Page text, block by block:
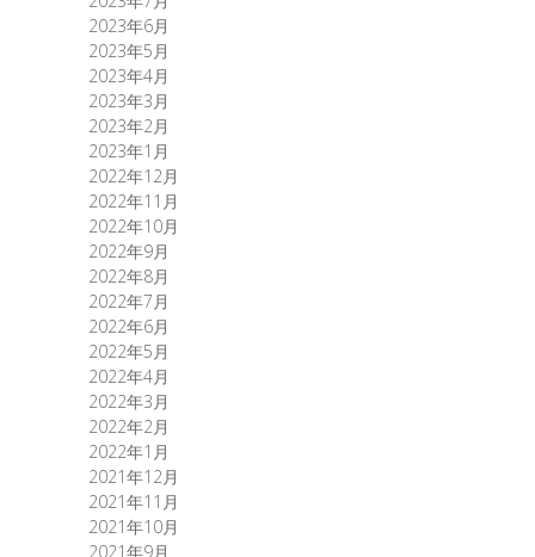
2023年6月
2023年5月
2023年4月
2023年3月
2023年2月
2023年1月
2022年12月
2022年11月
2022年10月
2022年9月
2022年8月
2022年7月
2022年6月
2022年5月
2022年4月
2022年3月
2022年2月
2022年1月
2021年12月
2021年11月
2021年10月
2021年9月